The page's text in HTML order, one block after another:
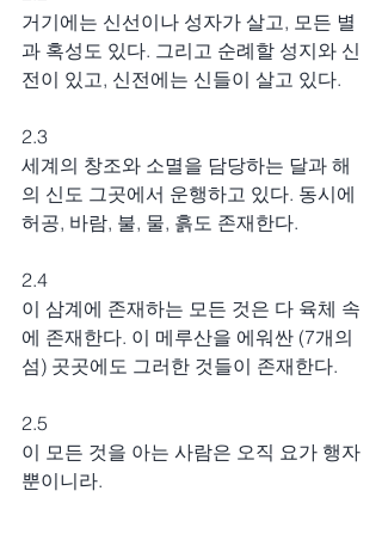
거기에는 신선이나 성자가 살고, 모든 별
과 혹성도 있다. 그리고 순례할 성지와 신
전이 있고, 신전에는 신들이 살고 있다.
2.3
세계의 창조와 소멸을 담당하는 달과 해
의 신도 그곳에서 운행하고 있다. 동시에
허공, 바람, 불, 물, 흙도 존재한다.
2.4
이 삼계에 존재하는 모든 것은 다 육체 속
에 존재한다. 이 메루산을 에워싼 (7개의
섬) 곳곳에도 그러한 것들이 존재한다.
2.5
이 모든 것을 아는 사람은 오직 요가 행자
뿐이니라.